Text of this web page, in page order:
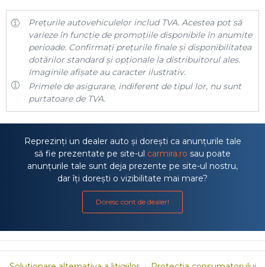
Prețurile autovehiculelor includ TVA. Acestea pot să
varieze în funcție de promoțiile disponibile în anumite
perioade. Confirmați prețurile finale și disponibilitatea
dotărilor standard și opționale la distribuitorul ales.
Imaginile afișate au caracter ilustrativ.
Primele de asigurare, indiferent de tipul lor, nu sunt
purtatoare de TVA.
Reprezinți un dealer auto și dorești ca anunțurile tale
să fie prezentate pe site-ul carmira.ro sau poate
anunțurile tale sunt deja prezente pe site-ul nostru,
dar îți dorești o vizibilitate mai mare?
Doresc cont de dealer!